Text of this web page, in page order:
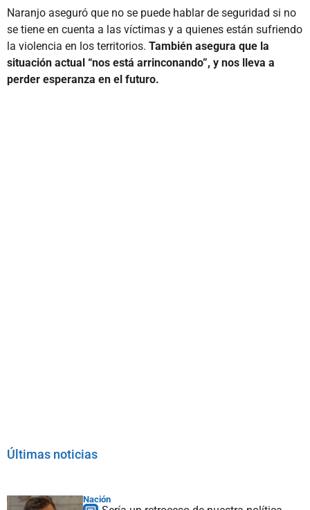
Naranjo aseguró que no se puede hablar de seguridad si no
se tiene en cuenta a las víctimas y a quienes están sufriendo
la violencia en los territorios. También asegura que la
situación actual “nos está arrinconando”, y nos lleva a
perder esperanza en el futuro.
Últimas noticias
Nación